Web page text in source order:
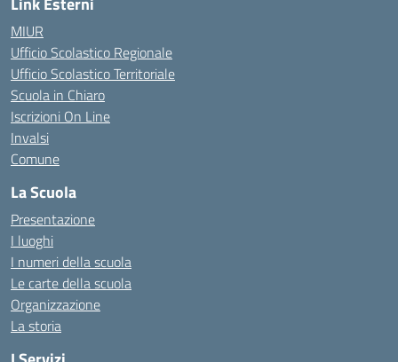
MIUR
Ufficio Scolastico Regionale
Ufficio Scolastico Territoriale
Scuola in Chiaro
Iscrizioni On Line
Invalsi
Comune
La Scuola
Presentazione
I luoghi
I numeri della scuola
Le carte della scuola
Organizzazione
La storia